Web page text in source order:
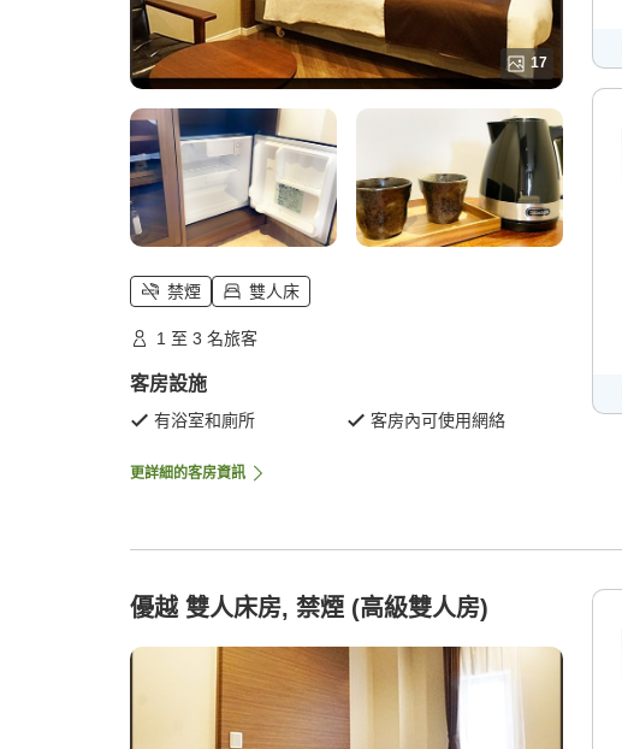
17
禁煙 雙人床
1 至 3 名旅客
客房設施
有浴室和廁所 客房內可使用網絡
更詳細的客房資訊
優越 雙人床房, 禁煙 (高級雙人房)